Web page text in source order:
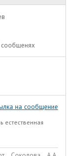
сообщенях
на сообщение
естественная